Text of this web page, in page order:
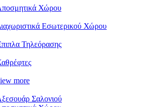
Χώρου
Εσωτερικού Χώρου
Τηλεόρασης
more
Σαλονιού